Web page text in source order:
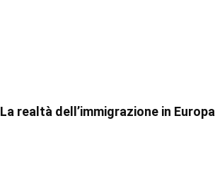
La realtà dell’immigrazione in Europa